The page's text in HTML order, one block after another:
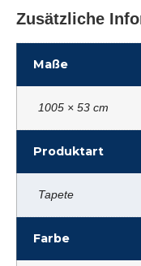
Zusätzliche
Maße
1005 × 53 cm
Produktart
Tapete
Farbe